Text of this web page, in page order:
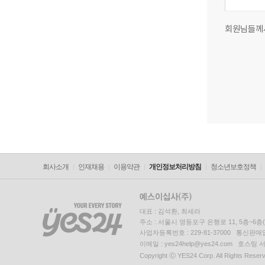
회원님들
회사소개 인재채용 이용약관 개인정보처리방침 청소년보호정책
대표 : 김석환, 최세라
주소 : 서울시 영등포구 은행로 11, 5층~6
사업자등록번호 : 229-81-37000 통신판매
이메일 : yes24help@yes24.com 호스팅
Copyright ⓒ YES24 Corp. All Rights